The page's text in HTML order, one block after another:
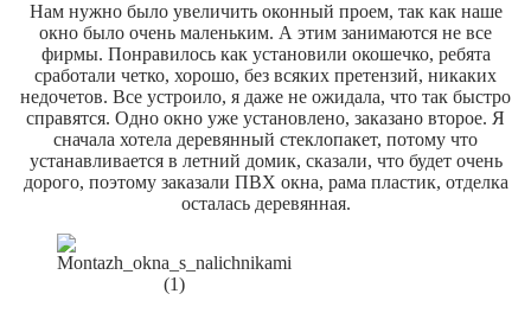
Нам нужно было увеличить оконный проем, так как наше
окно было очень маленьким. А этим занимаются не все
фирмы. Понравилось как установили окошечко, ребята
сработали четко, хорошо, без всяких претензий, никаких
недочетов. Все устроило, я даже не ожидала, что так быстро
справятся. Одно окно уже установлено, заказано второе. Я
сначала хотела деревянный стеклопакет, потому что
устанавливается в летний домик, сказали, что будет очень
дорого, поэтому заказали ПВХ окна, рама пластик, отделка
осталась деревянная.